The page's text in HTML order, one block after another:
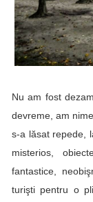
Nu am fost
devreme, am
s-a lăsat repede,
misterios,
fantastice,
turişti pentru o